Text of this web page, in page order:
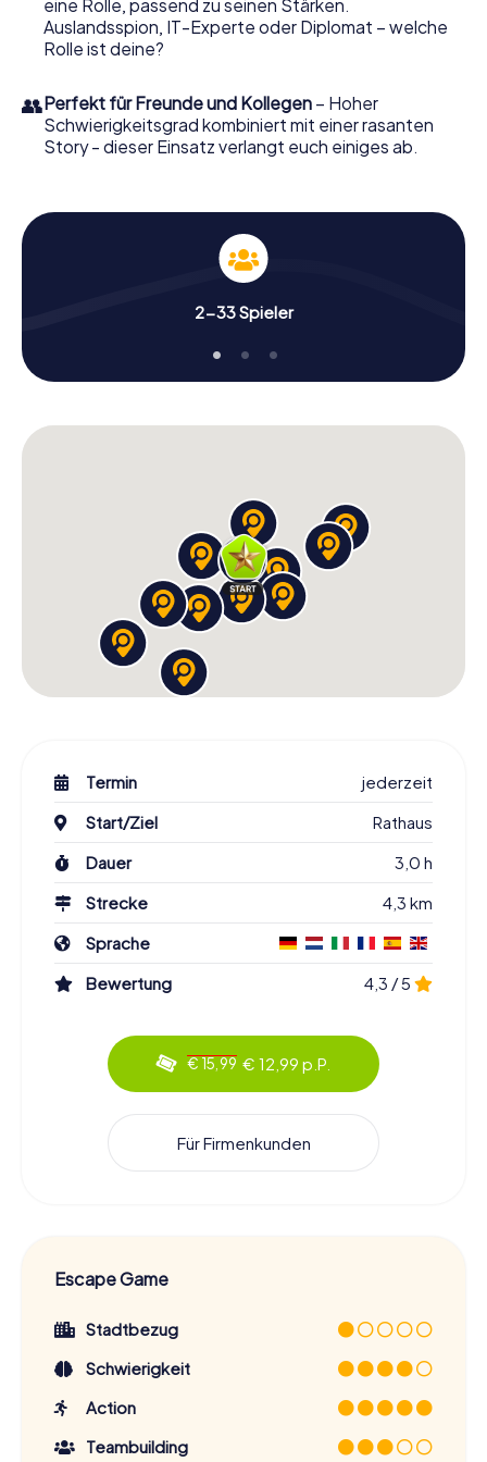
Porta Westfalica in einen Outdoor Escape Room!
eine Rolle, passend zu seinen Stärken.
Auslandsspion, IT-Experte oder Diplomat – welche
Rolle ist deine?
👥Perfekt für Freunde und Kollegen – Hoher
Schwierigkeitsgrad kombiniert mit einer rasanten
Story - dieser Einsatz verlangt euch einiges ab.
2-33 Spieler
Termin
jederzeit
Start/Ziel
Rathaus
Dauer
3,0 h
Strecke
4,3 km
Sprache
Bewertung
4,3 / 5
€ 15,99 € 12,99 p.P.
Für Firmenkunden
Escape Game
Stadtbezug
Schwierigkeit
Action
Teambuilding